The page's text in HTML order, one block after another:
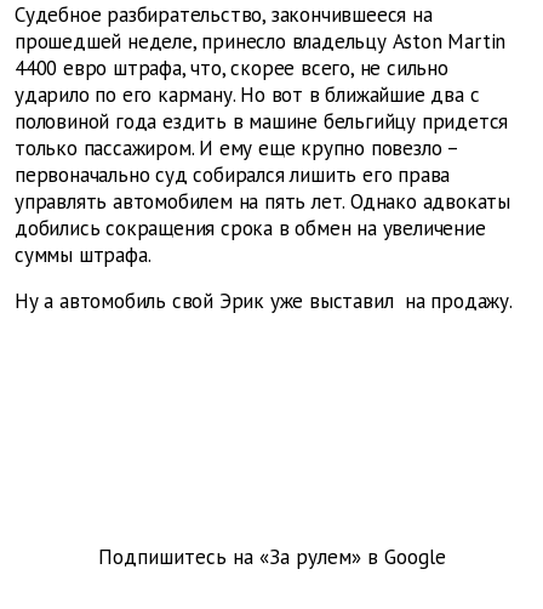
Судебное разбирательство, закончившееся на
прошедшей неделе, принесло владельцу Aston Martin
4400 евро штрафа, что, скорее всего, не сильно
ударило по его карману. Но вот в ближайшие два с
половиной года ездить в машине бельгийцу придется
только пассажиром. И ему еще крупно повезло –
первоначально суд собирался лишить его права
управлять автомобилем на пять лет. Однако адвокаты
добились сокращения срока в обмен на увеличение
суммы штрафа.
Ну а автомобиль свой Эрик уже выставил на продажу.
Подпишитесь на «За рулем» в Google